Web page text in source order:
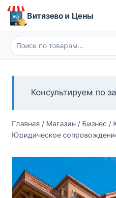
Перейти
Витязево и Цены
Искать:
Консультируем по
Главная / Магазин / Бизнес /
Юридическое